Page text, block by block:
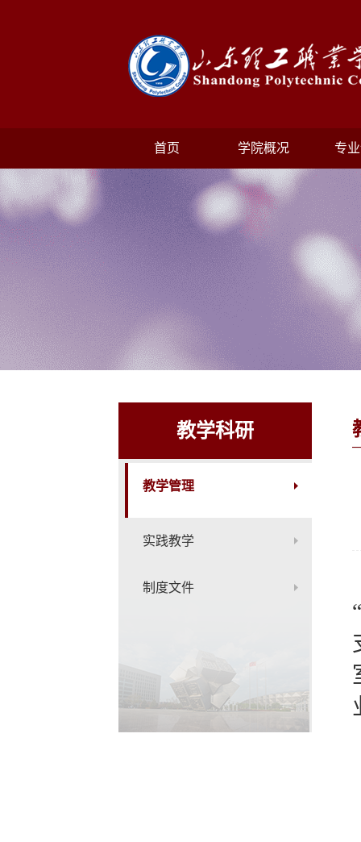
首页 学院概况 专
教学科研
教学管理
实践教学
制度文件